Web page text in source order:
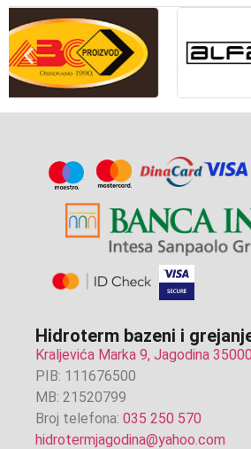
Hidroterm bazeni i
Kraljevića Marka 9, Jagodina 35000
PIB: 111676500
MB: 21520799
Broj telefona: 035 250 570
hidrotermjagodina@yahoo.com